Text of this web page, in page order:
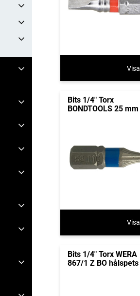
Visa
Bits 1/4" Torx
BONDTOOLS 25 mm
Visa
Bits 1/4" Torx WERA
867/1 Z BO hålspets